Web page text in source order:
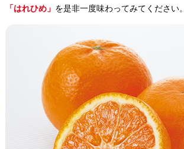
「はれひめ」 を是非一度味わってみてください。